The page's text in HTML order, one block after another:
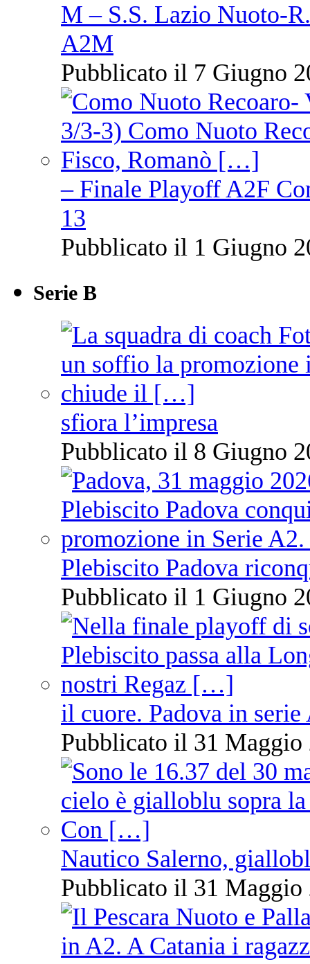
M – S.S. Lazio Nuoto-
A2M
Pubblicato il 7 Giugno
– Finale Playoff A2F
13
Pubblicato il 1 Giugno
Serie B
sfiora l’impresa
Pubblicato il 8 Giugno
Plebiscito Padova
Pubblicato il 1 Giugno
il cuore. Padova in serie
Pubblicato il 31 Maggio
Nautico Salerno,
Pubblicato il 31 Maggio